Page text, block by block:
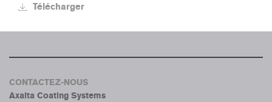
Télécharger
CONTACTEZ-NOUS
Axalta Coating Systems